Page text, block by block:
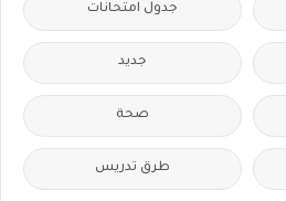
جدول امتحانات
جديد
صحة
طرق تدريس